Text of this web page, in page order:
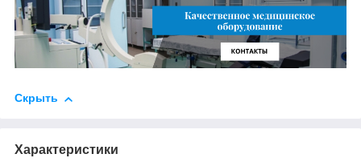
Скрыть
Характеристики